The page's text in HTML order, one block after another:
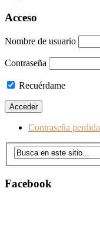
Acceso
Nombre de usuario
Contraseña
Recuérdame
Contraseña perdida
Facebook